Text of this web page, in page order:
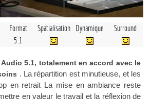
Format Spatialisation Dynamique
Surround
5.1
5.1, totalement en accord avec le
. La répartition est minutieuse, et les
en retrait La mise en ambiance reste
en valeur le travail et la réflexion de